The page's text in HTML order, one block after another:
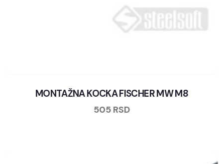
MONTAŽNA KOCKA FISCHER MW M8
505 RSD